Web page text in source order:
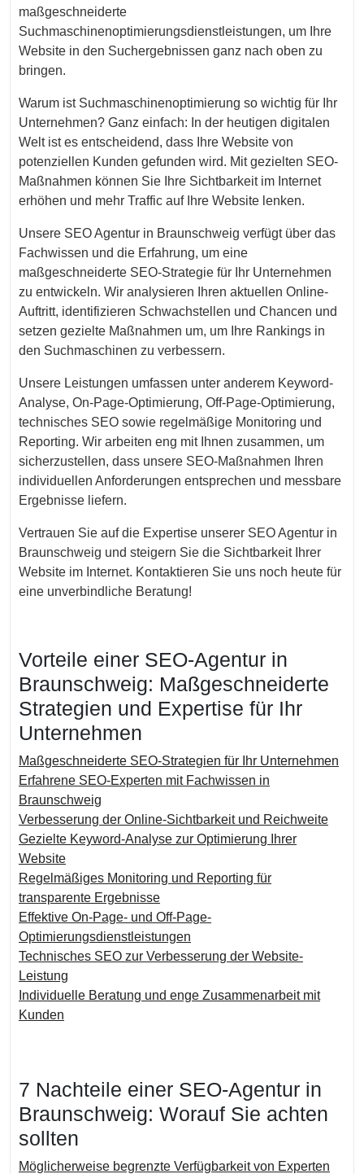
maßgeschneiderte
Suchmaschinenoptimierungsdienstleistungen, um Ihre
Website in den Suchergebnissen ganz nach oben zu
bringen.
Warum ist Suchmaschinenoptimierung so wichtig für Ihr
Unternehmen? Ganz einfach: In der heutigen digitalen
Welt ist es entscheidend, dass Ihre Website von
potenziellen Kunden gefunden wird. Mit gezielten SEO-
Maßnahmen können Sie Ihre Sichtbarkeit im Internet
erhöhen und mehr Traffic auf Ihre Website lenken.
Unsere SEO Agentur in Braunschweig verfügt über das
Fachwissen und die Erfahrung, um eine
maßgeschneiderte SEO-Strategie für Ihr Unternehmen
zu entwickeln. Wir analysieren Ihren aktuellen Online-
Auftritt, identifizieren Schwachstellen und Chancen und
setzen gezielte Maßnahmen um, um Ihre Rankings in
den Suchmaschinen zu verbessern.
Unsere Leistungen umfassen unter anderem Keyword-
Analyse, On-Page-Optimierung, Off-Page-Optimierung,
technisches SEO sowie regelmäßige Monitoring und
Reporting. Wir arbeiten eng mit Ihnen zusammen, um
sicherzustellen, dass unsere SEO-Maßnahmen Ihren
individuellen Anforderungen entsprechen und messbare
Ergebnisse liefern.
Vertrauen Sie auf die Expertise unserer SEO Agentur in
Braunschweig und steigern Sie die Sichtbarkeit Ihrer
Website im Internet. Kontaktieren Sie uns noch heute für
eine unverbindliche Beratung!
Vorteile einer SEO-Agentur in
Braunschweig: Maßgeschneiderte
Strategien und Expertise für Ihr
Unternehmen
Maßgeschneiderte SEO-Strategien für Ihr Unternehmen
Erfahrene SEO-Experten mit Fachwissen in
Braunschweig
Verbesserung der Online-Sichtbarkeit und Reichweite
Gezielte Keyword-Analyse zur Optimierung Ihrer
Website
Regelmäßiges Monitoring und Reporting für
transparente Ergebnisse
Effektive On-Page- und Off-Page-
Optimierungsdienstleistungen
Technisches SEO zur Verbesserung der Website-
Leistung
Individuelle Beratung und enge Zusammenarbeit mit
Kunden
7 Nachteile einer SEO-Agentur in
Braunschweig: Worauf Sie achten
sollten
Möglicherweise begrenzte Verfügbarkeit von Experten